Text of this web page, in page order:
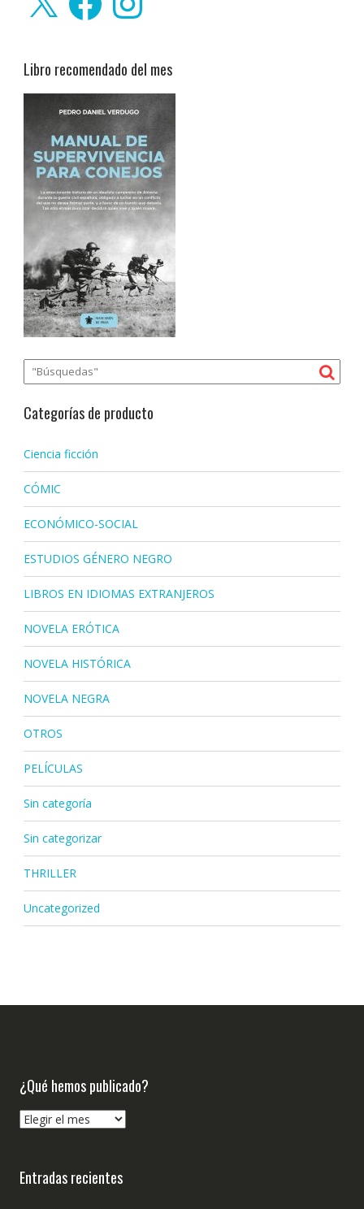
Libro recomendado del mes
Categorías de producto
Ciencia ficción
CÓMIC
ECONÓMICO-SOCIAL
ESTUDIOS GÉNERO NEGRO
LIBROS EN IDIOMAS EXTRANJEROS
NOVELA ERÓTICA
NOVELA HISTÓRICA
NOVELA NEGRA
OTROS
PELÍCULAS
Sin categoría
Sin categorizar
THRILLER
Uncategorized
¿Qué hemos publicado?
¿Qué
Entradas recientes